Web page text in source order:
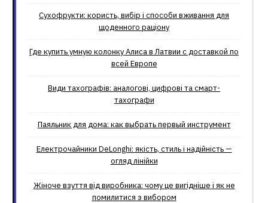
Сухофрукти: користь, вибір і способи вживання для
щоденного раціону
Где купить умную колонку Алиса в Латвии с доставкой по
всей Европе
Види тахографів: аналогові, цифрові та смарт-
тахографи
Паяльник для дома: как выбрать первый инструмент
Електрочайники DeLonghi: якість, стиль і надійність —
огляд лінійки
Жіноче взуття від виробника: чому це вигідніше і як не
помилитися з вибором